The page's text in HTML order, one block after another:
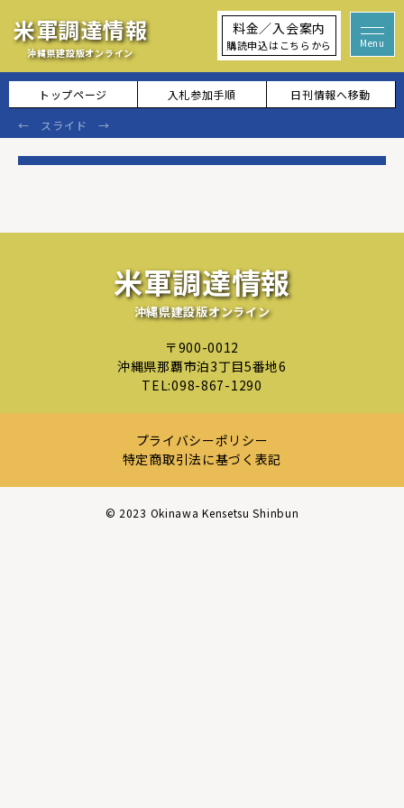
米軍調達情報
沖縄県建設版オンライン
料金／入会案内
購読申込はこちらから
トップページ 入札参加手順 日刊情報へ移動
米軍調達情報
沖縄県建設版オンライン
〒900-0012
沖縄県那覇市泊3丁目5番地6
TEL:098-867-1290
プライバシーポリシー
特定商取引法に基づく表記
©︎ 2023 Okinawa Kensetsu Shinbun